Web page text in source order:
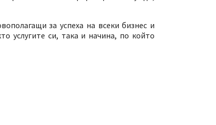
за успеха на всеки бизнес и
услугите си, така и начина, по който